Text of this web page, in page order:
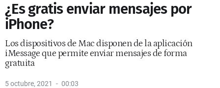
¿Es gratis enviar mensajes por
iPhone?
Los dispositivos de Mac disponen de la aplicación
iMessage que permite enviar mensajes de forma
gratuita
5 octubre, 2021 00:03